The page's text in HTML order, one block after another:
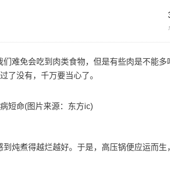
们难免会吃到肉类食物，但是有些肉是不能
了没有，千万要当心了。
短命(图片来源：东方ic)
炖煮得越烂越好。于是，高压锅便应运而